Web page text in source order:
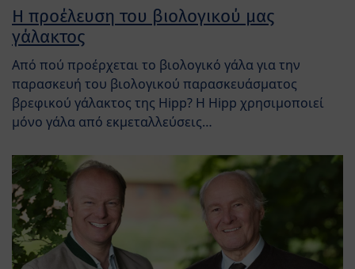
Η προέλευση του βιολογικού μας
γάλακτος
Από πού προέρχεται το βιολογικό γάλα για την
παρασκευή του βιολογικού παρασκευάσματος
βρεφικού γάλακτος της Hipp? Η Hipp χρησιμοποιεί
μόνο γάλα από εκμεταλλεύσεις…